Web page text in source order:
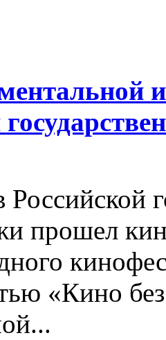
Российской
прошел
«Кино